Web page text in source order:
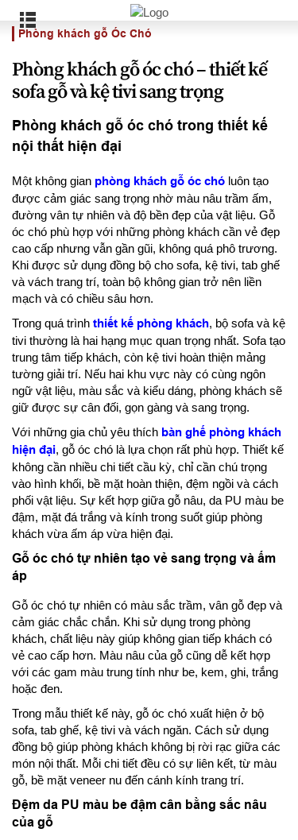
Phòng khách gỗ Óc Chó
Phòng khách gỗ óc chó – thiết kế
sofa gỗ và kệ tivi sang trọng
Phòng khách gỗ óc chó trong thiết kế
nội thất hiện đại
Một không gian phòng khách gỗ óc chó luôn tạo
được cảm giác sang trọng nhờ màu nâu trầm ấm,
đường vân tự nhiên và độ bền đẹp của vật liệu. Gỗ
óc chó phù hợp với những phòng khách cần vẻ đẹp
cao cấp nhưng vẫn gần gũi, không quá phô trương.
Khi được sử dụng đồng bộ cho sofa, kệ tivi, tab ghế
và vách trang trí, toàn bộ không gian trở nên liền
mạch và có chiều sâu hơn.
Trong quá trình thiết kế phòng khách, bộ sofa và kệ
tivi thường là hai hạng mục quan trọng nhất. Sofa tạo
trung tâm tiếp khách, còn kệ tivi hoàn thiện mảng
tường giải trí. Nếu hai khu vực này có cùng ngôn
ngữ vật liệu, màu sắc và kiểu dáng, phòng khách sẽ
giữ được sự cân đối, gọn gàng và sang trọng.
Với những gia chủ yêu thích bàn ghế phòng khách
hiện đại, gỗ óc chó là lựa chọn rất phù hợp. Thiết kế
không cần nhiều chi tiết cầu kỳ, chỉ cần chú trọng
vào hình khối, bề mặt hoàn thiện, đệm ngồi và cách
phối vật liệu. Sự kết hợp giữa gỗ nâu, da PU màu be
đậm, mặt đá trắng và kính trong suốt giúp phòng
khách vừa ấm áp vừa hiện đại.
Gỗ óc chó tự nhiên tạo vẻ sang trọng và ấm
áp
Gỗ óc chó tự nhiên có màu sắc trầm, vân gỗ đẹp và
cảm giác chắc chắn. Khi sử dụng trong phòng
khách, chất liệu này giúp không gian tiếp khách có
vẻ cao cấp hơn. Màu nâu của gỗ cũng dễ kết hợp
với các gam màu trung tính như be, kem, ghi, trắng
hoặc đen.
Trong mẫu thiết kế này, gỗ óc chó xuất hiện ở bộ
sofa, tab ghế, kệ tivi và vách ngăn. Cách sử dụng
đồng bộ giúp phòng khách không bị rời rạc giữa các
món nội thất. Mỗi chi tiết đều có sự liên kết, từ màu
gỗ, bề mặt veneer nu đến cánh kính trang trí.
Đệm da PU màu be đậm cân bằng sắc nâu
của gỗ